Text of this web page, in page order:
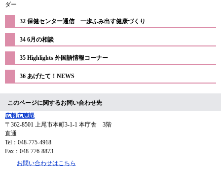
ダー
32 保健センター通信 一歩ふみ出す健康づくり
34 6月の相談
​35 Highlights 外国語情報コーナー
​36 あげたて！NEWS
このページに関するお問い合わせ先
広報広聴課
〒362-8501
上尾市本町3-1-1 本庁舎 3階
直通
Tel：048-775-4918
Fax：048-776-8873
お問い合わせはこちら